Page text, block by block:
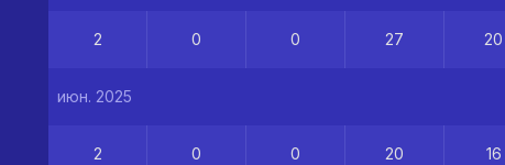
2 0 0 27 20
июн. 2025
2 0 0 20 16